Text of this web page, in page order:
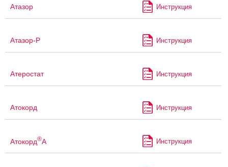
Атазор Инструкция
Атазор-Р Инструкция
Атеростат Инструкция
Атокорд Инструкция
Атокорд®А Инструкция